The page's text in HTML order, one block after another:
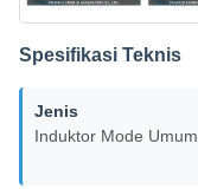
Spesifikasi Teknis
Jenis
Induktor Mode Umum